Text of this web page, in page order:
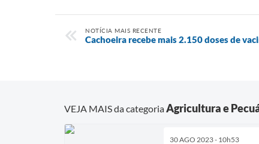
NOTÍCIA MAIS RECENTE
Cachoeira recebe mais 2.150 doses de
VEJA MAIS da categoriaAgricultura e
30 AGO 2023 - 10h53